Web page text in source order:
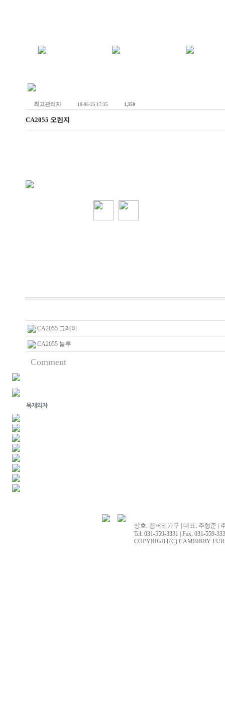
최고관리자 18-06-25 17:35 1,350
CA2055 오렌지
CA2055 그레이
CA2055 블루
Comment
상호: 캠버리가구 | 대표: 주형준 |
Tel: 031-559-3331 | Fax: 031-559-
COPYRIGHT(C) CAMBIRRY